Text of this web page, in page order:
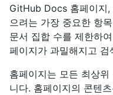
GitHub Docs 홈페이지,
으려는 가장 중요한 항
문서 집합 수를 제한하
페이지가 과밀해지고
홈페이지는 모든 최상
니다. 홈페이지의 콘텐